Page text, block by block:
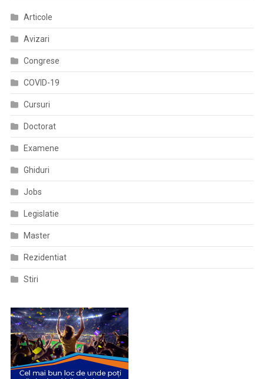
Situaţia
Ai
Milioane,
De
Răspândirea
Articole
Avizari
Congrese
COVID-19
Cursuri
Doctorat
Examene
Ghiduri
Jobs
Legislatie
Master
Rezidentiat
Stiri